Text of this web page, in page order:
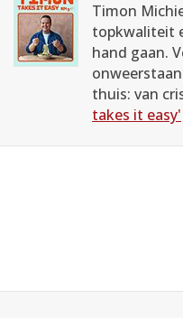
Timon
topkwaliteit
hand gaan.
thuis: van
takes it easy'